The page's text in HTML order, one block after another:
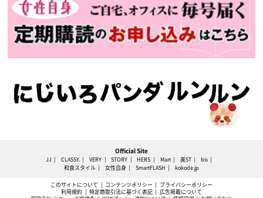
Official Site
JJ CLASSY. VERY STORY HERS Mart 美ST
bis
和食スタイル
女性自身 SmartFLASH kokode.jp
このサイトについて コンテンツポリシー
プライバシーポリシー
利用規約
特定商取引法に基づく表記
広告掲載について